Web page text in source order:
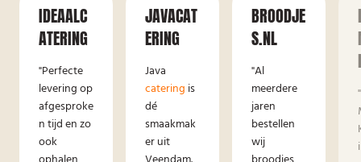
IDEAALC
ATERING
"Perfecte
levering op
afgesproke
n tijd en zo
ook
JAVACAT
ERING
Java
catering is
dé
smaakmak
er uit
BROODJE
S.NL
"Al
meerdere
jaren
bestellen
wij